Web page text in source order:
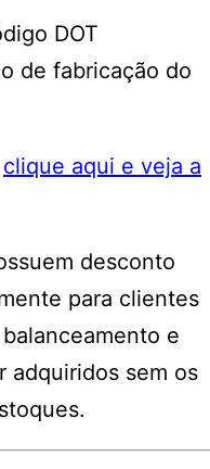
DOT
de fabricação do
clique aqui e veja a
desconto
para clientes
e
adquiridos sem os